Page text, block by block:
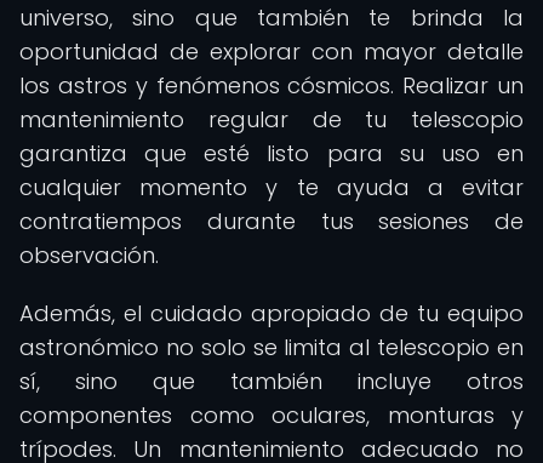
universo, sino que también te brinda la
oportunidad de explorar con mayor detalle
los astros y fenómenos cósmicos. Realizar un
mantenimiento regular de tu telescopio
garantiza que esté listo para su uso en
cualquier momento y te ayuda a evitar
contratiempos durante tus sesiones de
observación.
Además, el cuidado apropiado de tu equipo
astronómico no solo se limita al telescopio en
sí, sino que también incluye otros
componentes como oculares, monturas y
trípodes. Un mantenimiento adecuado no